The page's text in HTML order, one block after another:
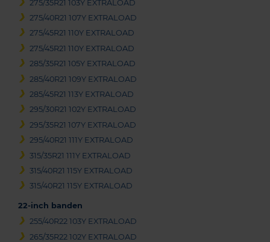
275/35R21 103Y EXTRALOAD
275/40R21 107Y EXTRALOAD
275/45R21 110Y EXTRALOAD
275/45R21 110Y EXTRALOAD
285/35R21 105Y EXTRALOAD
285/40R21 109Y EXTRALOAD
285/45R21 113Y EXTRALOAD
295/30R21 102Y EXTRALOAD
295/35R21 107Y EXTRALOAD
295/40R21 111Y EXTRALOAD
315/35R21 111Y EXTRALOAD
315/40R21 115Y EXTRALOAD
315/40R21 115Y EXTRALOAD
22-inch banden
255/40R22 103Y EXTRALOAD
265/35R22 102Y EXTRALOAD